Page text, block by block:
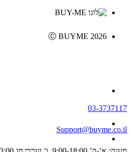
Ⓒ BUYME 2026
03-3737117
Support@buyme.co.il